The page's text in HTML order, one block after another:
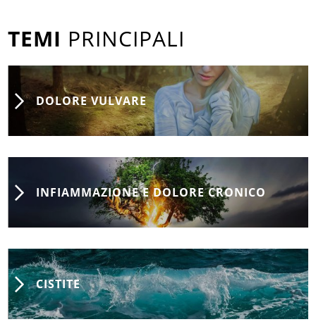
TEMI PRINCIPALI
DOLORE VULVARE
INFIAMMAZIONE E DOLORE CRONICO
CISTITE